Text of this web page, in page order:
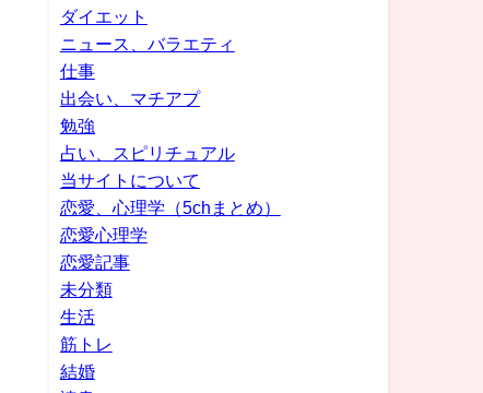
ダイエット
ニュース、バラエティ
仕事
出会い、マチアプ
勉強
占い、スピリチュアル
当サイトについて
恋愛、心理学（5chまとめ）
恋愛心理学
恋愛記事
未分類
生活
筋トレ
結婚